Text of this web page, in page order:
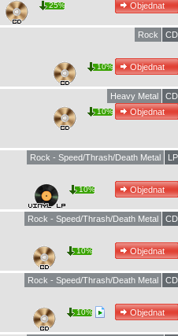
25%
CD
Rock
10%
CD
Heavy Metal
10%
LP
Rock - Speed/Thrash/Death Metal
10%
CD
Rock - Speed/Thrash/Death Metal
10%
CD
Rock - Speed/Thrash/Death Metal
10%